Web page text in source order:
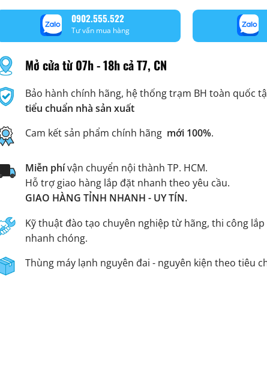
0902.555.522
Tư vấn mua hàng
Mở cửa từ 07h - 18h cả T7, CN
Bảo hành chính hãng, hệ thống trạm BH toàn quốc
tiểu chuẩn nhà sản xuất
Cam kết sản phẩm chính hãng mới 100%.
Miễn phívận chuyển nội thành TP. HCM.
Hỗ trợ giao hàng lắp đặt nhanh theo yêu cầu.
GIAO HÀNG TỈNH NHANH - UY TÍN.
Kỹ thuật đào tạo chuyên nghiệp từ hãng, thi công
nhanh chóng.
Thùng máy lạnh nguyên đai - nguyên kiện theo tiêu